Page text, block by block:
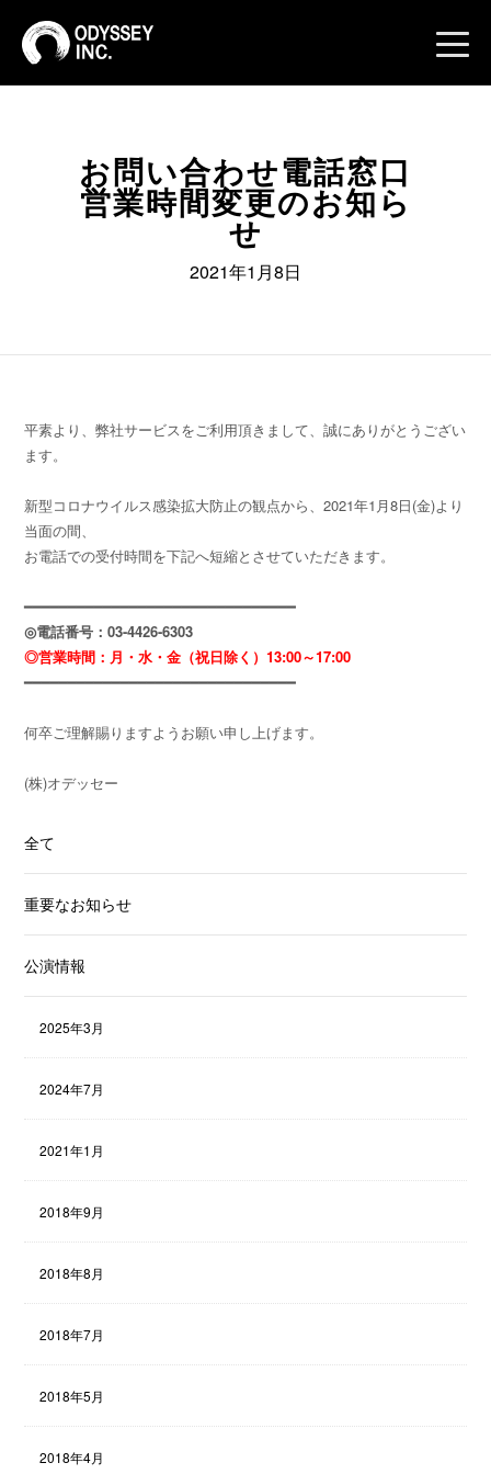
お問い合わせ電話窓口
営業時間変更のお知ら
せ
2021年1月8日
平素より、弊社サービスをご利用頂きまして、誠にありがとうござい
ます。
新型コロナウイルス感染拡大防止の観点から、2021年1月8日(金)より
当面の間、
お電話での受付時間を下記へ短縮とさせていただきます。
━━━━━━━━━━━━━━━━━━━━━━━━━━━━━━━
◎電話番号：03-4426-6303
◎営業時間：月・水・金（祝日除く）13:00～17:00
━━━━━━━━━━━━━━━━━━━━━━━━━━━━━━━
何卒ご理解賜りますようお願い申し上げます。
(株)オデッセー
全て
重要なお知らせ
公演情報
2025年3月
2024年7月
2021年1月
2018年9月
2018年8月
2018年7月
2018年5月
2018年4月
toggle